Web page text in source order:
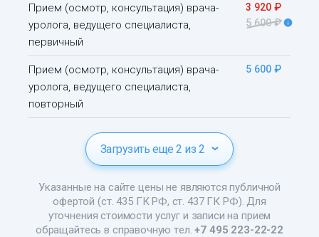
Прием (осмотр, консультация) врача-
уролога, ведущего специалиста,
первичный
3 920 ₽
5 600 ₽
Прием (осмотр, консультация) врача-
уролога, ведущего специалиста,
повторный
5 600 ₽
Загрузить еще 2 из 2
Указанные на сайте цены не являются публичной
офертой (ст. 435 ГК РФ, ст. 437 ГК РФ). Для
уточнения стоимости услуг и записи на прием
обращайтесь в справочную тел.+7 495 223-22-22